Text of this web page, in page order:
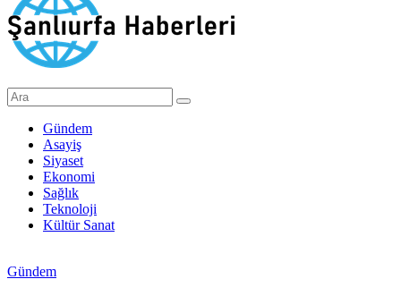
Şanlıurfa
Dakika
Şanlıurfa
Haberleri
Gündem
Asayiş
Siyaset
Ekonomi
Sağlık
Teknoloji
Kültür Sanat
Gündem